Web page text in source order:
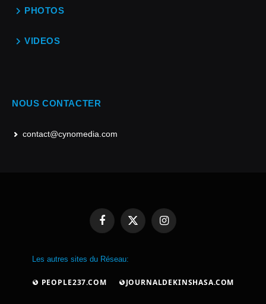
PHOTOS
VIDEOS
NOUS CONTACTER
contact@cynomedia.com
FacebookX
Instagram
Les autres sites du Réseau:
PEOPLE237.COM JOURNALDEKINSHASA.COM